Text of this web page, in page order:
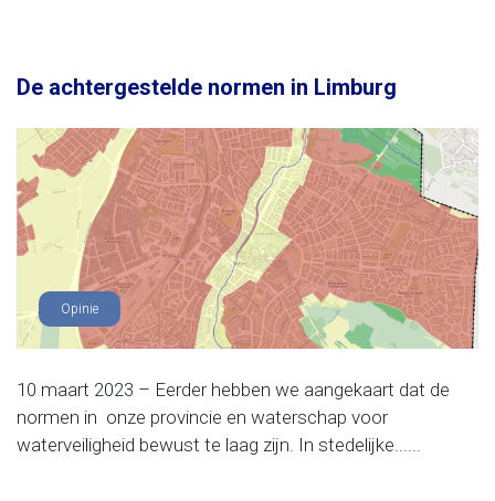
De achtergestelde normen in Limburg
Opinie
10 maart 2023 – Eerder hebben we aangekaart dat de
normen in onze provincie en waterschap voor
waterveiligheid bewust te laag zijn. In stedelijke......